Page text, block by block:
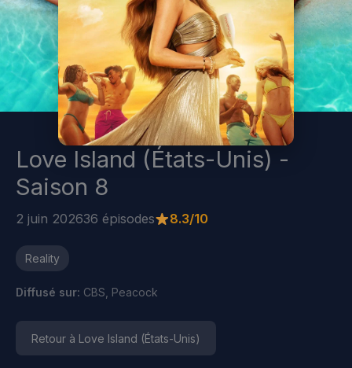
Love Island (États-Unis) -
Saison 8
2 juin 202636 épisodes 8.3/10
Reality
Diffusé sur: CBS, Peacock
Retour à Love Island (États-Unis)